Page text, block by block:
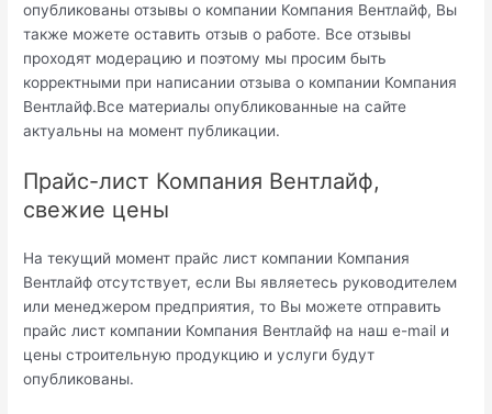
опубликованы отзывы о компании Компания Вентлайф, Вы
также можете оставить отзыв о работе. Все отзывы
проходят модерацию и поэтому мы просим быть
корректными при написании отзыва о компании Компания
Вентлайф.Все материалы опубликованные на сайте
актуальны на момент публикации.
Прайс-лист Компания Вентлайф,
свежие цены
На текущий момент прайс лист компании Компания
Вентлайф отсутствует, если Вы являетесь руководителем
или менеджером предприятия, то Вы можете отправить
прайс лист компании Компания Вентлайф на наш e-mail и
цены строительную продукцию и услуги будут
опубликованы.